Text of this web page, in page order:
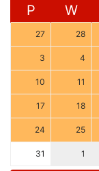
P W
27 28
3 4
10 11
17 18
24 25
31 1